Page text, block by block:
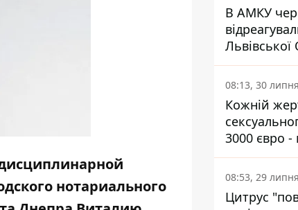
нотариального
В АМКУ
освіти
08:13, 30 липня
Кожній
3000 євро -
гроші
08:53, 29 липня
Цитрус